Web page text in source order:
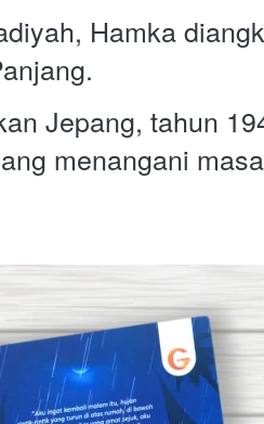
Hamka
Jepang, tahun
menangani